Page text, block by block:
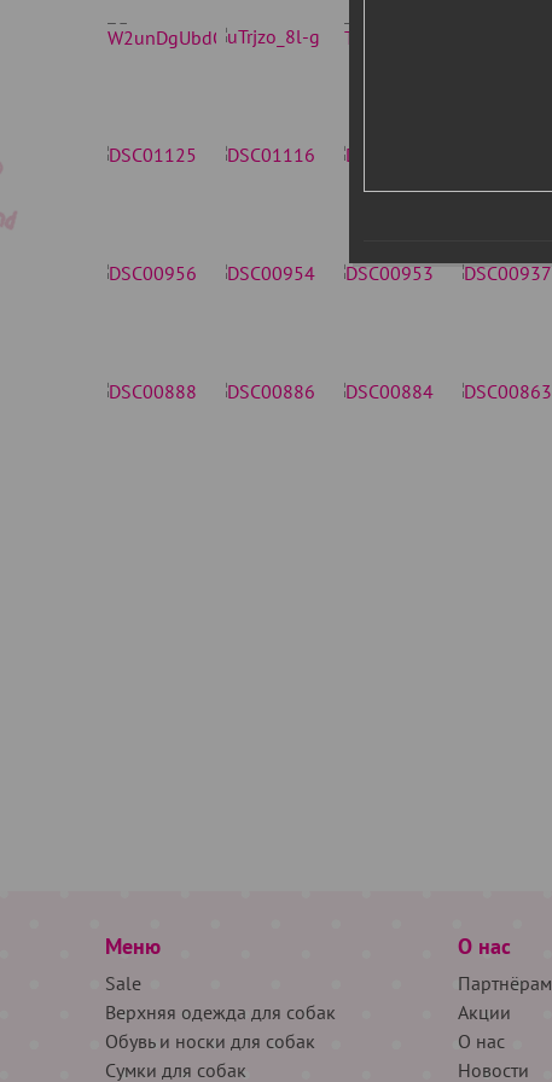
Меню
Sale
Верхняя одежда для собак
Обувь и носки для собак
Сумки для собак
О нас
Партнёрам
Акции
О нас
Новости